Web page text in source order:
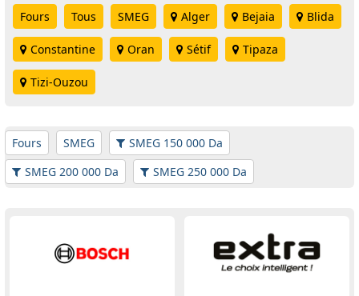
Fours Tous SMEG Alger Bejaia Blida
Constantine Oran Sétif Tipaza
Tizi-Ouzou
Fours SMEG
SMEG 150 000 Da
SMEG 200 000 Da
SMEG 250 000 Da